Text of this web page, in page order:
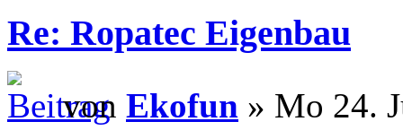
Re: Ropatec Eigenbau
von Ekofun » Mo 24.